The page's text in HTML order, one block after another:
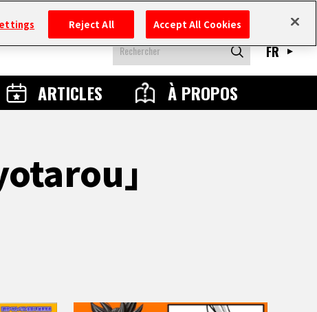
ARTICLES À PROPOS
FR
」
Reject All Accept All Cookies